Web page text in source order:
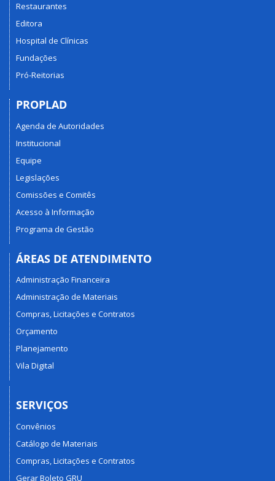
Restaurantes
Editora
Hospital de Clínicas
Fundações
Pró-Reitorias
PROPLAD
Agenda de Autoridades
Institucional
Equipe
Legislações
Comissões e Comitês
Acesso à Informação
Programa de Gestão
ÁREAS DE ATENDIMENTO
Administração Financeira
Administração de Materiais
Compras, Licitações e Contratos
Orçamento
Planejamento
Vila Digital
SERVIÇOS
Convênios
Catálogo de Materiais
Compras, Licitações e Contratos
Gerar Boleto GRU